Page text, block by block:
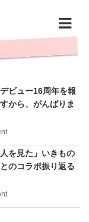
ビュー16周年を報
から、がんばりま
を見た」いきもの
のコラボ振り返る